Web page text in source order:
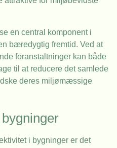
en central komponent i
bæredygtig fremtid. Ved at
foranstaltninger kan både
til at reducere det samlede
deres miljømæssige
i bygninger er det